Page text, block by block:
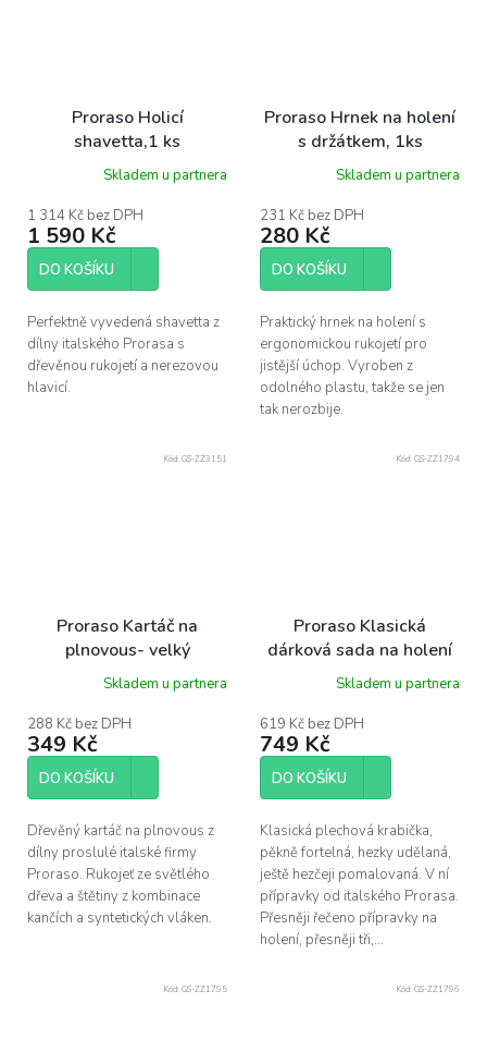
Proraso Holicí
shavetta,1 ks
Skladem u partnera
1 314 Kč bez DPH
1 590 Kč
DO KOŠÍKU
Perfektně vyvedená shavetta z
dílny italského Prorasa s
dřevěnou rukojetí a nerezovou
hlavicí.
Proraso Hrnek na holení
s držátkem, 1ks
Skladem u partnera
231 Kč bez DPH
280 Kč
DO KOŠÍKU
Praktický hrnek na holení s
ergonomickou rukojetí pro
jistější úchop. Vyroben z
odolného plastu, takže se jen
tak nerozbije.
Proraso Kartáč na
plnovous- velký
Skladem u partnera
288 Kč bez DPH
349 Kč
DO KOŠÍKU
Dřevěný kartáč na plnovous z
dílny proslulé italské firmy
Proraso. Rukojeť ze světlého
dřeva a štětiny z kombinace
kančích a syntetických vláken.
Kód: GS-ZZ3151
Proraso Klasická
dárková sada na holení
ochranná- santalové
Skladem u partnera
619 Kč bez DPH
749 Kč
DO KOŠÍKU
Klasická plechová krabička,
pěkně fortelná, hezky udělaná,
ještě hezčeji pomalovaná. V ní
přípravky od italského Prorasa.
Přesněji řečeno přípravky na
holení, přesněji tři,...
Kód: GS-ZZ1794
Kód: GS-ZZ1795 Kód: GS-ZZ1796